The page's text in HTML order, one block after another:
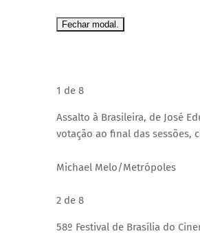
Fechar modal.
1 de 8
Assalto à Brasileira, de José
votação ao final das sessões,
Michael Melo/Metrópoles
2 de 8
58º Festival de Brasília do